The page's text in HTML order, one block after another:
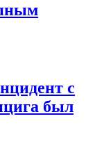
с
был